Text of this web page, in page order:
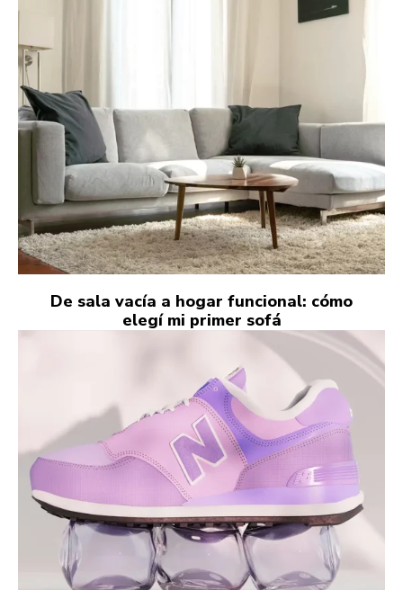
De sala vacía a hogar funcional: cómo
elegí mi primer sofá